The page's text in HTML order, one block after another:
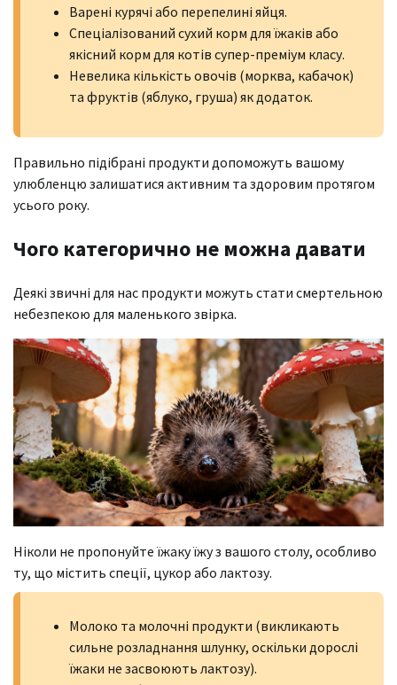
Варені курячі або перепелині яйця.
Спеціалізований сухий корм для їжаків або
якісний корм для котів супер-преміум класу.
Невелика кількість овочів (морква, кабачок)
та фруктів (яблуко, груша) як додаток.
Правильно підібрані продукти допоможуть вашому
улюбленцю залишатися активним та здоровим протягом
усього року.
Чого категорично не можна давати
Деякі звичні для нас продукти можуть стати смертельною
небезпекою для маленького звірка.
Ніколи не пропонуйте їжаку їжу з вашого столу, особливо
ту, що містить спеції, цукор або лактозу.
Молоко та молочні продукти (викликають
сильне розладнання шлунку, оскільки дорослі
їжаки не засвоюють лактозу).